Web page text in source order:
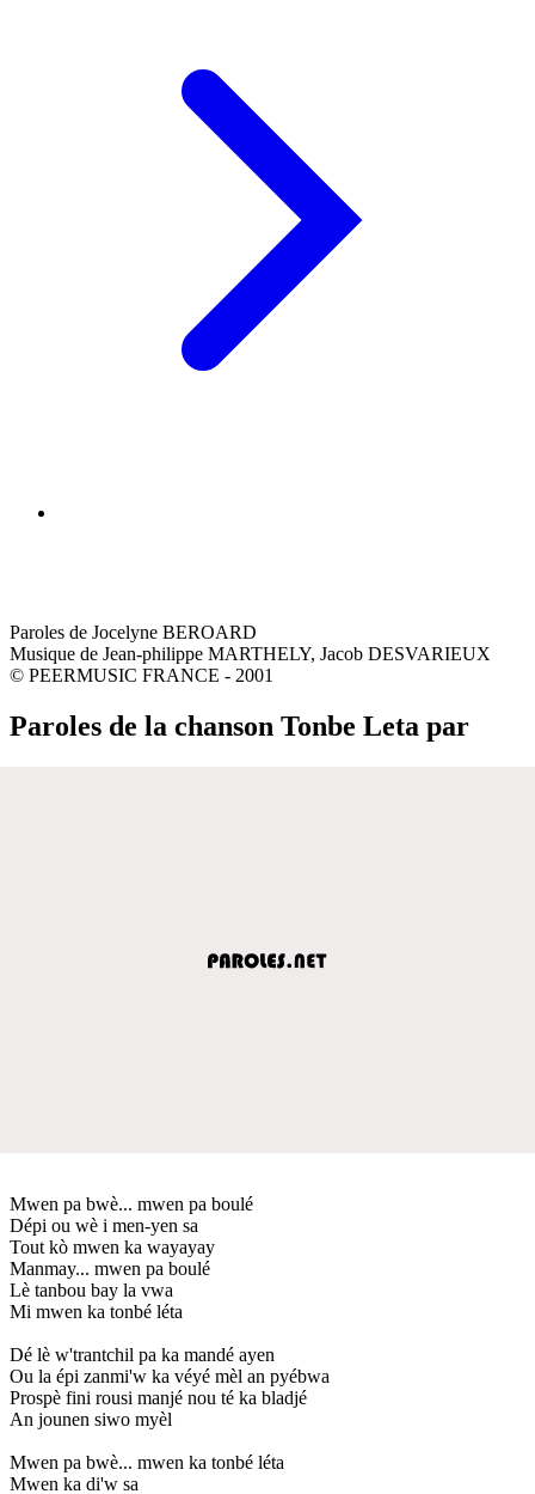
Paroles de Jocelyne BEROARD
Musique de Jean-philippe MARTHELY, Jacob DESVARIEUX
© PEERMUSIC FRANCE - 2001
Paroles de la chanson Tonbe Leta par
Mwen pa bwè... mwen pa boulé
Dépi ou wè i men-yen sa
Tout kò mwen ka wayayay
Manmay... mwen pa boulé
Lè tanbou bay la vwa
Mi mwen ka tonbé léta
Dé lè w'trantchil pa ka mandé ayen
Ou la épi zanmi'w ka véyé mèl an pyébwa
Prospè fini rousi manjé nou té ka bladjé
An jounen siwo myèl
Mwen pa bwè... mwen ka tonbé léta
Mwen ka di'w sa